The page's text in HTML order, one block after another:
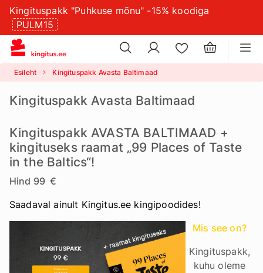
Kingituspakk "Puhkuse mõnu" -15% koodiga
PULM15
Esileht Kingituspakk Avasta Baltimaad
Kingituspakk Avasta Baltimaad
Kingituspakk AVASTA BALTIMAAD +
kingituseks raamat „99 Places of Taste
in the Baltics“!
Hind 99 €
Saadaval ainult Kingitus.ee kingipoodides!
Mis see on?
Kingituspakk,
kuhu oleme